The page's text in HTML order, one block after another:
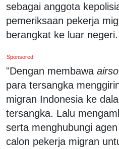
sebagai anggota
pemeriksaan pekerja
berangkat ke luar negeri.
Sponsored
"Dengan membawa
para tersangka
migran Indonesia ke
tersangka. Lalu
serta menghubungi
calon pekerja migran